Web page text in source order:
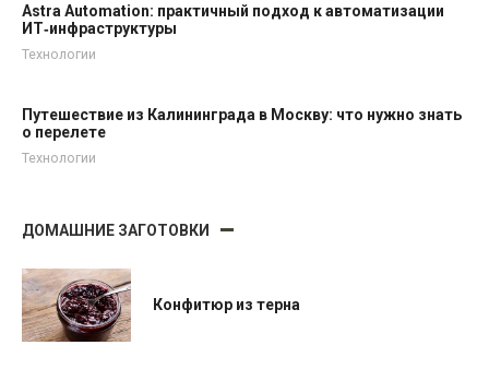
Astra Automation: практичный подход к автоматизации
ИТ‑инфраструктуры
Технологии
Путешествие из Калининграда в Москву: что нужно знать
о перелете
Технологии
ДОМАШНИЕ ЗАГОТОВКИ
Конфитюр из терна